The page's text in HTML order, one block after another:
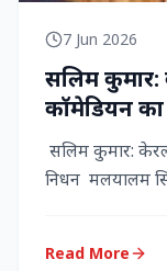
7 Jun 2026
सलिम
कॉमेडियन
सलिम कुमार:
निधन मलयालम
Read More